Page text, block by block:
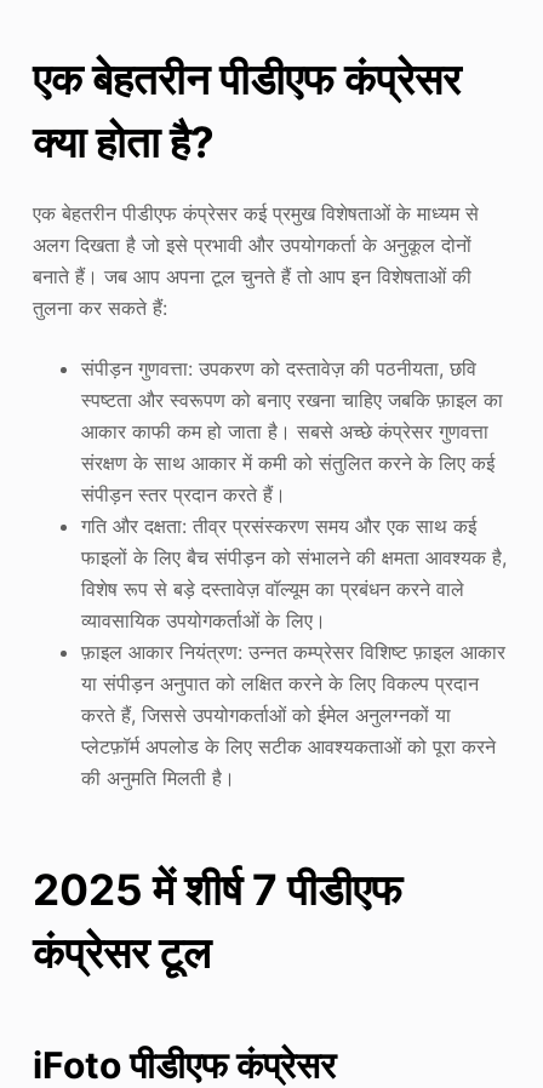
एक बेहतरीन पीडीएफ कंप्रेसर
क्या होता है?
एक बेहतरीन पीडीएफ कंप्रेसर कई प्रमुख विशेषताओं के माध्यम से
अलग दिखता है जो इसे प्रभावी और उपयोगकर्ता के अनुकूल दोनों
बनाते हैं। जब आप अपना टूल चुनते हैं तो आप इन विशेषताओं की
तुलना कर सकते हैं:
संपीड़न गुणवत्ता: उपकरण को दस्तावेज़ की पठनीयता, छवि
स्पष्टता और स्वरूपण को बनाए रखना चाहिए जबकि फ़ाइल का
आकार काफी कम हो जाता है। सबसे अच्छे कंप्रेसर गुणवत्ता
संरक्षण के साथ आकार में कमी को संतुलित करने के लिए कई
संपीड़न स्तर प्रदान करते हैं।
गति और दक्षता: तीव्र प्रसंस्करण समय और एक साथ कई
फाइलों के लिए बैच संपीड़न को संभालने की क्षमता आवश्यक है,
विशेष रूप से बड़े दस्तावेज़ वॉल्यूम का प्रबंधन करने वाले
व्यावसायिक उपयोगकर्ताओं के लिए।
फ़ाइल आकार नियंत्रण: उन्नत कम्प्रेसर विशिष्ट फ़ाइल आकार
या संपीड़न अनुपात को लक्षित करने के लिए विकल्प प्रदान
करते हैं, जिससे उपयोगकर्ताओं को ईमेल अनुलग्नकों या
प्लेटफ़ॉर्म अपलोड के लिए सटीक आवश्यकताओं को पूरा करने
की अनुमति मिलती है।
2025 में शीर्ष 7 पीडीएफ
कंप्रेसर टूल
iFoto पीडीएफ कंप्रेसर